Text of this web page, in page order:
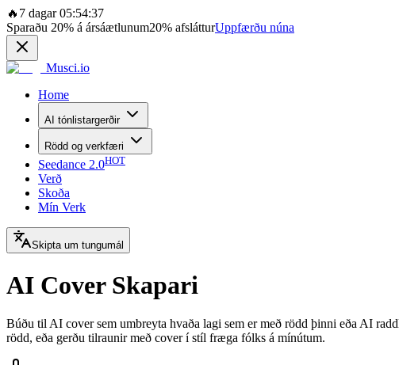
🔥 7 dagar 05:54:37
Sparaðu 20% á ársáætlunum20% afslátturUppfærðu núna
Musci.io
Home
AI tónlistargerðir
Rödd og verkfæri
Seedance 2.0HOT
Verð
Skoða
Mín Verk
Skipta um tungumál
AI Cover Skapari
Búðu til AI cover sem umbreyta hvaða lagi sem er með rödd þinni eða AI
rödd, eða gerðu tilraunir með cover í stíl fræga fólks á mínútum.